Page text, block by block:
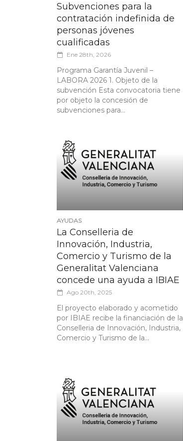
Subvenciones para la
contratación indefinida de
personas jóvenes
cualificadas
Ene 28th, 2026
Programa Garantía Juvenil –
LABORA 2026 1. Objeto de la
subvención Esta convocatoria tiene
por objeto la concesión de
subvenciones para...
AYUDAS
La Conselleria de
Innovación, Industria,
Comercio y Turismo de la
Generalitat Valenciana
concede una ayuda a IBIAE
Ago 20th, 2025
El proyecto elaborado y acometido
por IBIAE recibe la financiación de la
Conselleria de Innovación, Industria,
Comercio y Turismo de la...